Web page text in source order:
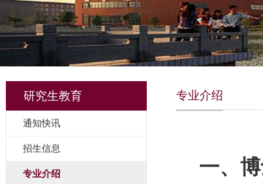
研究生教育
通知快讯
招生信息
专业介绍
专业介绍
一、